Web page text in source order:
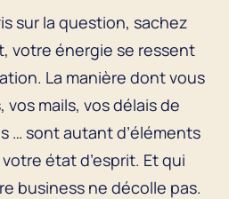
sur la question, sachez
votre énergie se ressent
La manière dont vous
mails, vos délais de
… sont autant d’éléments
état d’esprit. Et qui
business ne décolle pas.